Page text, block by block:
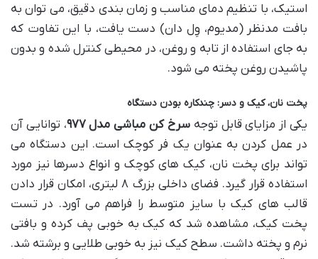
استیک، با تنظیم دمای مناسب و زمان بندی دقیق، می توان به
بافت مدنظر (مدیوم، وِل دان) دست یافت، با این تفاوت که
به جای استفاده از تابه و روغن، در محیطی کنترل شده و بدون
پاشیدن روغن پخته می شود.
پخت نان، کیک و دسر: چندکاره بودن دستگاه
یکی از مزایای قابل توجهسرخ کن مباشی مدل ۹۷۷
، توانایی آن
در عمل کردن به عنوان یک فر کوچک است. این دستگاه می
تواند برای پخت نان، کیک های کوچک و انواع دسرها نیز مورد
استفاده قرار گیرد. فضای داخلی بزرگ ۸ لیتری، امکان قرار دادن
قالب های کیک با سایز متوسط را فراهم می آورد. در تست
پخت کیک، مشاهده شد که کیک به خوبی پف کرده و بافتی
نرم و پخته داشت. سطح کیک نیز به خوبی طلایی و برشته شد.